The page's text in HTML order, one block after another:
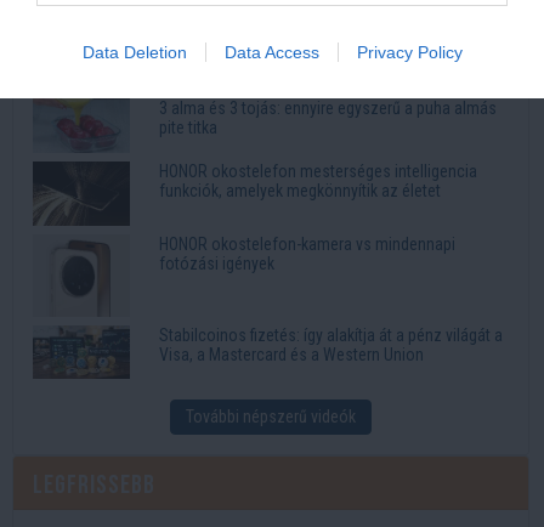
Data Deletion Data Access Privacy Policy
5 görög recept, amely mellett az egészséges étel
sem tűnik lemondásnak
3 alma és 3 tojás: ennyire egyszerű a puha almás
pite titka
HONOR okostelefon mesterséges intelligencia
funkciók, amelyek megkönnyítik az életet
HONOR okostelefon-kamera vs mindennapi
fotózási igények
Stabilcoinos fizetés: így alakítja át a pénz világát a
Visa, a Mastercard és a Western Union
További népszerű videók